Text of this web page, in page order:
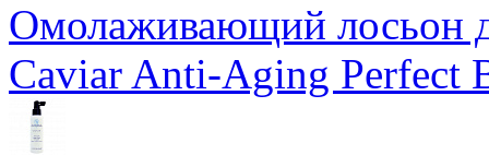
Омолаживающий лосьон
Caviar Anti-Aging Perfect